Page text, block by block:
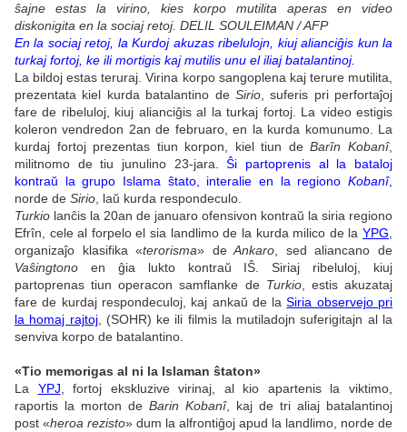
ŝajne estas la virino, kies korpo mutilita aperas en video
diskonigita en la sociaj retoj. DELIL SOULEIMAN / AFP
En la sociaj retoj, la Kurdoj akuzas ribelulojn, kiuj alianciĝis kun la
turkaj fortoj, ke ili mortigis kaj mutilis unu el iliaj batalantinoj.
La bildoj estas teruraj. Virina korpo sangoplena kaj terure mutilita,
prezentata kiel kurda batalantino de Sirio, suferis pri perfortaĵoj
fare de ribeluloj, kiuj alianciĝis al la turkaj fortoj. La video estigis
koleron vendredon 2an de februaro, en la kurda komunumo. La
kurdaj fortoj prezentas tiun korpon, kiel tiun deBarîn Kobanî,
militnomo de tiu junulino 23-jara.Ŝi partoprenis al la bataloj
kontraŭ la grupo Islama ŝtato, interalie en la regiono Kobanî,
norde de Sirio , laŭ kurda respondeculo.
Turkio lanĉis la 20an de januaro ofensivon kontraŭ la siria regiono
Efrîn, cele al forpelo el sia landlimo de la kurda milico de la YPG
organizaĵo klasifika «terorisma» deAnkaro , sed aliancano de
Vaŝingtono en ĝia lukto kontraŭ IŜ. Siriaj ribeluloj, kiuj
partoprenas tiun operacon samflanke de Turkio, estis akuzataj
fare de kurdaj respondeculoj, kaj ankaŭ de laSiria observejo pri
la homaj rajtoj, (SOHR) ke ili filmis la mutiladojn suferigitajn al la
senviva korpo de batalantino.
«Tio memorigas al ni la Islaman ŝtaton»
La YPJ , fortoj ekskluzive virinaj, al kio apartenis la viktimo,
raportis la morton de Barin Kobanî, kaj de tri aliaj batalantinoj
post «heroa rezisto» dum la alfrontiĝoj apud la landlimo, norde de